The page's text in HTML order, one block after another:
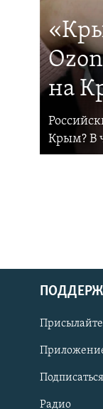
Українською
Qırımtatar
ПРИСОЕДИНЯЙТЕСЬ!
на
Крым? В
Присылайте
Подписаться
Радио